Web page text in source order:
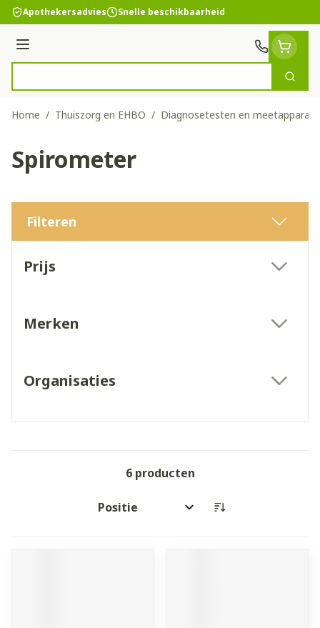
Ga naar de inhoud
Apothekersadvies Snelle beschikbaarheid
Menu
Zoek
Home / Thuiszorg en EHBO / Diagnosetesten en
Spirometer
Filteren
Prijs
Merken
Organisaties
6producten
Sorteer op: